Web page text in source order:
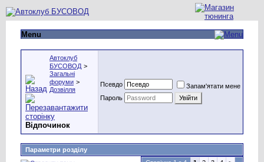
Menu
Автоклуб
БУСОВОД >
Загальні
форуми >
Дозвілля
Відпочинок
Псевдо
Запам'ятати мене
Пароль
Параметри розділу